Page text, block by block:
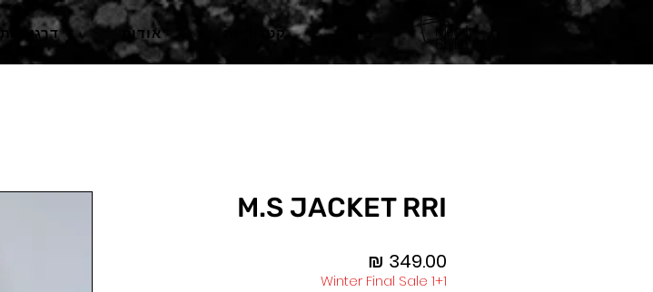
דרגו אודות קטגוריות בית
M.S JACKET RRI
Winter Final Sale 1+1